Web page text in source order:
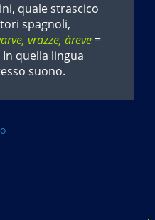
quale strascico
spagnoli,
vrazze, àreve =
quella lingua
suono.